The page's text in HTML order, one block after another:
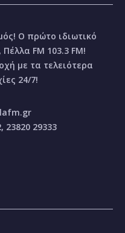
Ο πρώτο ιδιωτικό
FM 103.3 FM!
με τα τελειότερα
24/7!
23820 29333